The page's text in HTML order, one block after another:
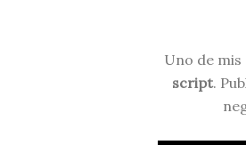
Uno de
script.